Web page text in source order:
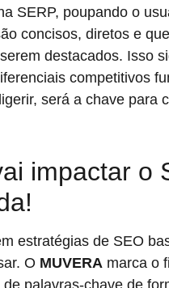
SERP, poupando o
concisos, diretos e
destacados. Isso
competitivos
será a chave para
impactar o
estratégias de SEO
O MUVERA marca o